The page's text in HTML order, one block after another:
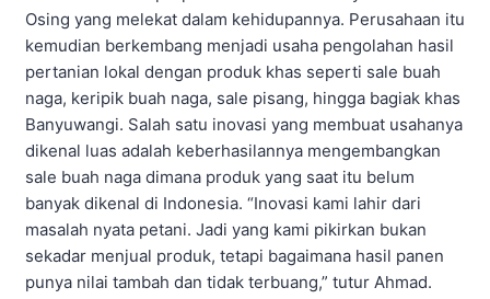
Osing yang melekat dalam kehidupannya. Perusahaan itu
kemudian berkembang menjadi usaha pengolahan hasil
pertanian lokal dengan produk khas seperti sale buah
naga, keripik buah naga, sale pisang, hingga bagiak khas
Banyuwangi. Salah satu inovasi yang membuat usahanya
dikenal luas adalah keberhasilannya mengembangkan
sale buah naga dimana produk yang saat itu belum
banyak dikenal di Indonesia. “Inovasi kami lahir dari
masalah nyata petani. Jadi yang kami pikirkan bukan
sekadar menjual produk, tetapi bagaimana hasil panen
punya nilai tambah dan tidak terbuang,” tutur Ahmad.